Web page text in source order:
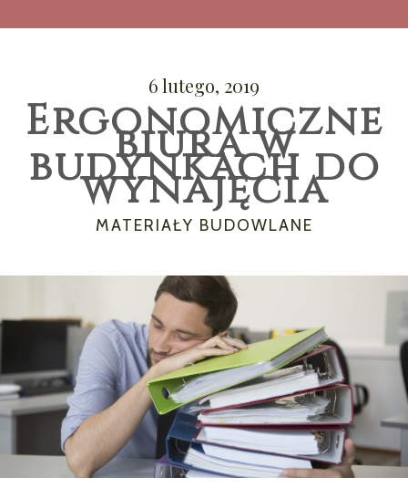
6 lutego, 2019
Ergonomiczne
biura w
budynkach do
wynajęcia
CATEGORIES
MATERIAŁY BUDOWLANE